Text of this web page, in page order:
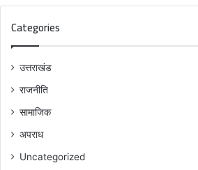
Categories
उत्तराखंड
राजनीति
सामाजिक
अपराध
Uncategorized